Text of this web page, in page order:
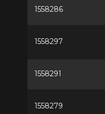
1558286
1558297
1558291
1558279